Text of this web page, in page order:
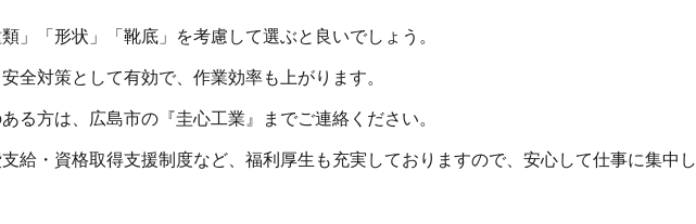
」「形状」「靴底」を考慮して選ぶと良いでしょう。
全対策として有効で、作業効率も上がります。
る方は、広島市の『圭心工業』までご連絡ください。
給・資格取得支援制度など、福利厚生も充実しておりますので、安心して仕事に集中し